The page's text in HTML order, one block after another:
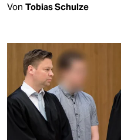
Von Tobias Schulze